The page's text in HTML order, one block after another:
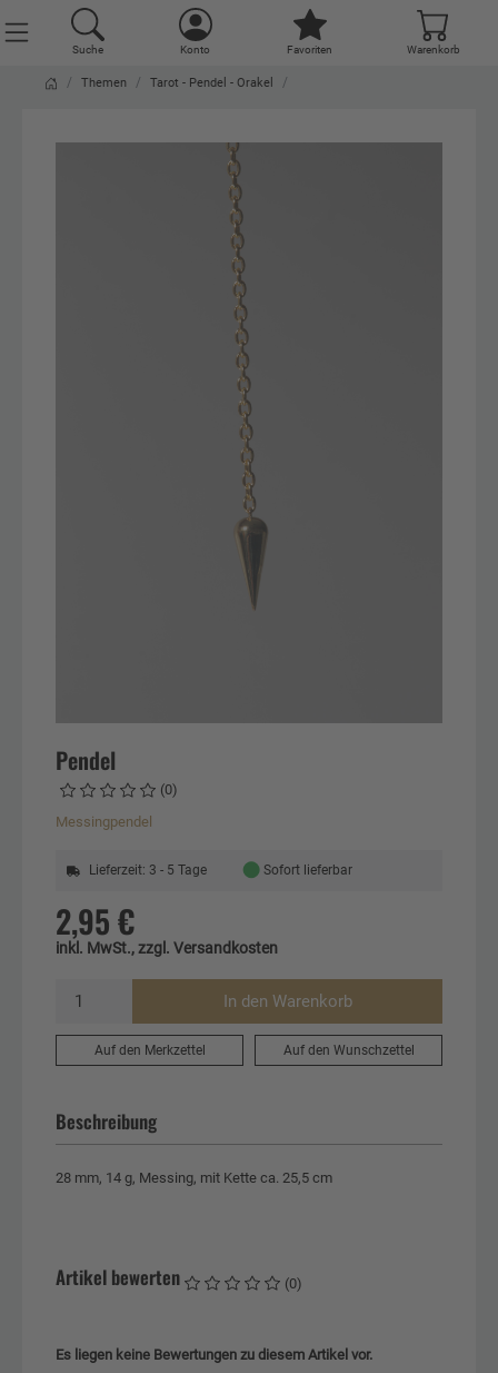
Suche Konto Favoriten Warenkorb
Themen Tarot - Pendel - Orakel
Pendel
(0)
Messingpendel
Lieferzeit: 3 - 5 Tage ● Sofort lieferbar
2,95 €
inkl. MwSt., zzgl. Versandkosten
In den Warenkorb
Auf den Merkzettel Auf den Wunschzettel
Beschreibung
28 mm, 14 g, Messing, mit Kette ca. 25,5 cm
Artikel bewerten (0)
Es liegen keine Bewertungen zu diesem Artikel vor.